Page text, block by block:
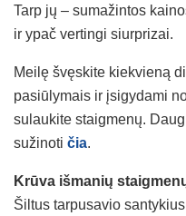
Tarp jų – sumažintos
ir ypač vertingi siurprizai.
Meilę švęskite kiekvieną
pasiūlymais ir įsigydami
sulaukite staigmenų.
sužinoti čia.
Krūva išmanių
Šiltus tarpusavio